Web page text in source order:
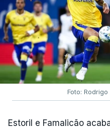
Foto:
Estoril e Famalicão